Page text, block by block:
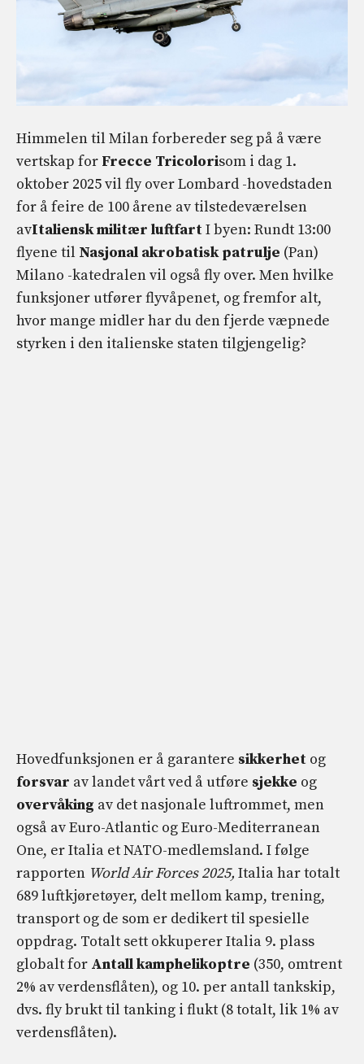
Himmelen til Milan forbereder seg på å være
vertskap for Frecce Tricolorisom i dag 1.
oktober 2025 vil fly over Lombard -hovedstaden
for å feire de 100 årene av tilstedeværelsen
avItaliensk militær luftfartI byen: Rundt 13:00
flyene til Nasjonal akrobatisk patrulje (Pan)
Milano -katedralen vil også fly over. Men hvilke
funksjoner utfører flyvåpenet, og fremfor alt,
hvor mange midler har du den fjerde væpnede
styrken i den italienske staten tilgjengelig?
Hovedfunksjonen er å garantere sikkerhet og
forsvar av landet vårt ved å utføre sjekke og
overvåking av det nasjonale luftrommet, men
også av Euro-Atlantic og Euro-Mediterranean
One, er Italia et NATO-medlemsland. I følge
rapporten World Air Forces 2025, Italia har totalt
689 luftkjøretøyer, delt mellom kamp, ​​trening,
transport og de som er dedikert til spesielle
oppdrag. Totalt sett okkuperer Italia 9. plass
globalt for Antall kamphelikoptre (350, omtrent
2% av verdensflåten), og 10. per antall tankskip,
dvs. fly brukt til tanking i flukt (8 totalt, lik 1% av
verdensflåten).